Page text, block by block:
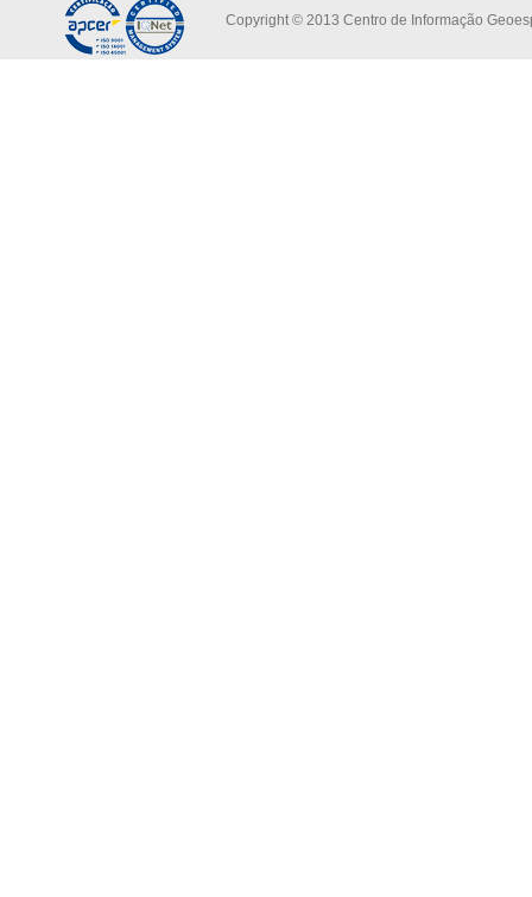
Copyright © 2013 Centro de Informação